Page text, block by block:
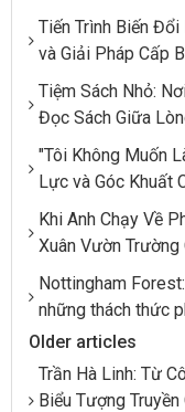
Tiến Trình Biến
và Giải Pháp Cấp
Tiệm Sách Nhỏ:
Đọc Sách Giữa
"Tôi Không Muốn
Lực và Góc Khuất
Khi Anh Chạy Về
Xuân Vườn Trường
Nottingham
những thách thức
Older articles
Trần Hà Linh: Từ
Biểu Tượng